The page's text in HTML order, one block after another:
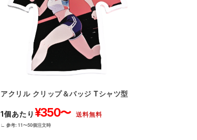
アクリル クリップ＆バッジ Tシャツ型
1個あたり ¥350〜 送料無料
∟ 参考: 11〜50個注文時